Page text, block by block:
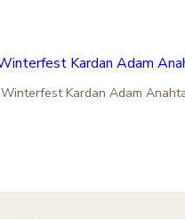
Winterfest Kardan Adam